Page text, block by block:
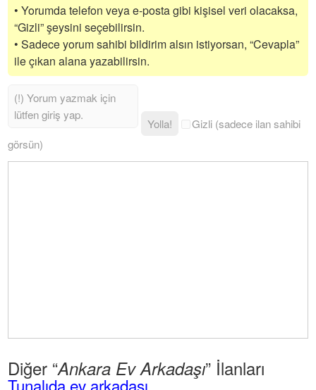
• Yorumda telefon veya e-posta gibi kişisel veri olacaksa,
“Gizli” şeysini seçebilirsin.
• Sadece yorum sahibi bildirim alsın istiyorsan, “Cevapla”
ile çıkan alana yazabilirsin.
Yolla!
Gizli (sadece ilan sahibi
görsün)
Diğer “Ankara Ev Arkadaşı” İlanları
Tunalıda ev arkadaşı